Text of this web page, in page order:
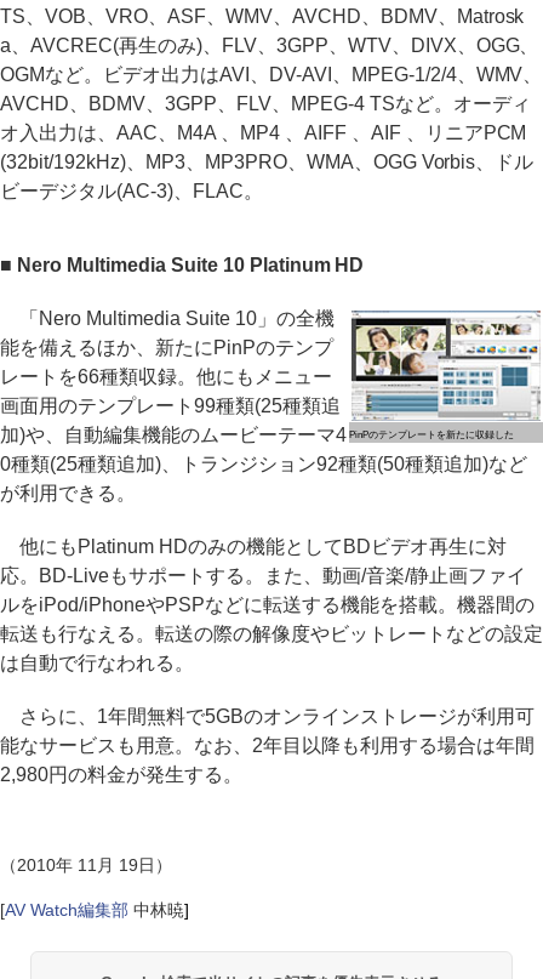
TS、VOB、VRO、ASF、WMV、AVCHD、BDMV、Matrosk
a、AVCREC(再生のみ)、FLV、3GPP、WTV、DIVX、OGG、
OGMなど。ビデオ出力はAVI、DV-AVI、MPEG-1/2/4、WMV、
AVCHD、BDMV、3GPP、FLV、MPEG-4 TSなど。オーディ
オ入出力は、AAC、M4A 、MP4 、AIFF 、AIF 、リニアPCM
(32bit/192kHz)、MP3、MP3PRO、WMA、OGG Vorbis、ドル
ビーデジタル(AC-3)、FLAC。
■ Nero Multimedia Suite 10 Platinum HD
PinPのテンプレートを新たに収録した
「Nero Multimedia Suite 10」の全機
能を備えるほか、新たにPinPのテンプ
レートを66種類収録。他にもメニュー
画面用のテンプレート99種類(25種類追
加)や、自動編集機能のムービーテーマ4
0種類(25種類追加)、トランジション92種類(50種類追加)など
が利用できる。
他にもPlatinum HDのみの機能としてBDビデオ再生に対
応。BD-Liveもサポートする。また、動画/音楽/静止画ファイ
ルをiPod/iPhoneやPSPなどに転送する機能を搭載。機器間の
転送も行なえる。転送の際の解像度やビットレートなどの設定
は自動で行なわれる。
さらに、1年間無料で5GBのオンラインストレージが利用可
能なサービスも用意。なお、2年目以降も利用する場合は年間
2,980円の料金が発生する。
（2010年 11月 19日）
[AV Watch編集部 中林暁]